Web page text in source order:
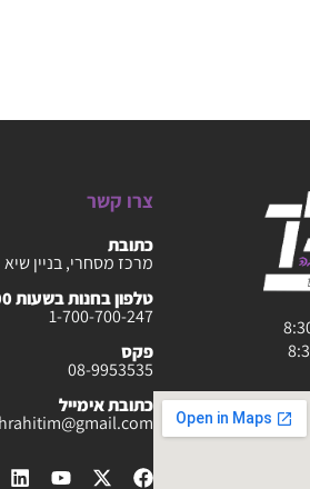
צרו קשר
כתובת
מרכז מסחרי, בניין שיא
טלפון בחנות בשעות 08:30-20:00
1-700-700-247
פקס
08-9953535
כתובת אימייל